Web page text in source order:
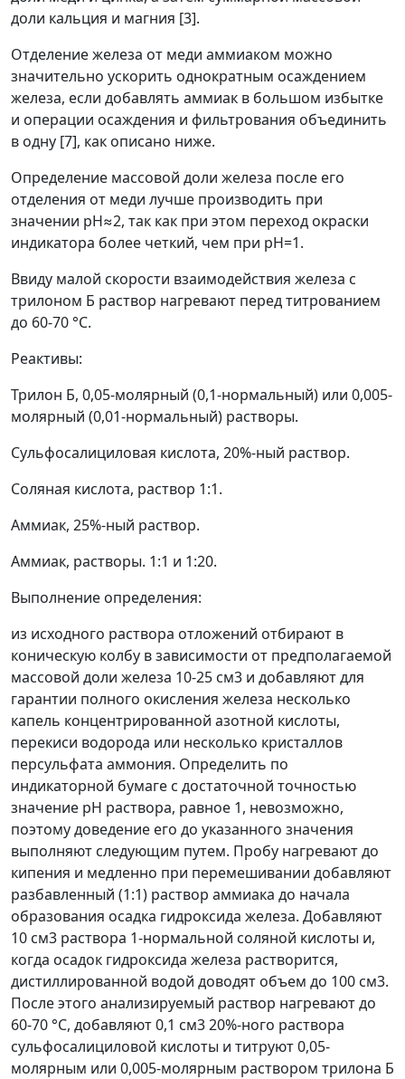
доли кальция и магния [3].
Отделение железа от меди аммиаком можно
значительно ускорить однократным осаждением
железа, если добавлять аммиак в большом избытке
и операции осаждения и фильтрования объединить
в одну [7], как описано ниже.
Определение массовой доли железа после его
отделения от меди лучше производить при
значении рН≈2, так как при этом переход окраски
индикатора более четкий, чем при рН=1.
Ввиду малой скорости взаимодействия железа с
трилоном Б раствор нагревают перед титрованием
до 60-70 °С.
Реактивы:
Трилон Б, 0,05-молярный (0,1-нормальный) или 0,005-
молярный (0,01-нормальный) растворы.
Сульфосалициловая кислота, 20%-ный раствор.
Соляная кислота, раствор 1:1.
Аммиак, 25%-ный раствор.
Аммиак, растворы. 1:1 и 1:20.
Выполнение определения:
из исходного раствора отложений отбирают в
коническую колбу в зависимости от предполагаемой
массовой доли железа 10-25 см3 и добавляют для
гарантии полного окисления железа несколько
капель концентрированной азотной кислоты,
перекиси водорода или несколько кристаллов
персульфата аммония. Определить по
индикаторной бумаге с достаточной точностью
значение рН раствора, равное 1, невозможно,
поэтому доведение его до указанного значения
выполняют следующим путем. Пробу нагревают до
кипения и медленно при перемешивании добавляют
разбавленный (1:1) раствор аммиака до начала
образования осадка гидроксида железа. Добавляют
10 см3 раствора 1-нормальной соляной кислоты и,
когда осадок гидроксида железа растворится,
дистиллированной водой доводят объем до 100 см3.
После этого анализируемый раствор нагревают до
60-70 °С, добавляют 0,1 см320%-ного раствора
сульфосалициловой кислоты и титруют 0,05-
молярным или 0,005-молярным раствором трилона Б